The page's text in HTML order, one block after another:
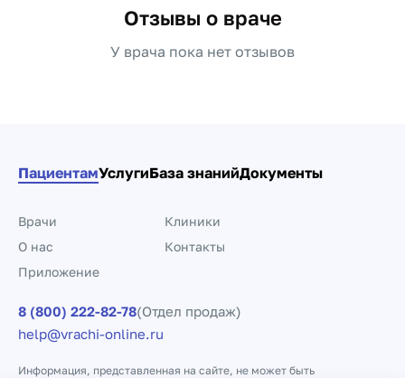
Отзывы о враче
У врача пока нет отзывов
ПациентамУслугиБаза знанийДокументы
Врачи
Клиники
О нас
Контакты
Приложение
8 (800) 222-82-78(Отдел продаж)
help@vrachi-online.ru
Информация, представленная на сайте, не может быть